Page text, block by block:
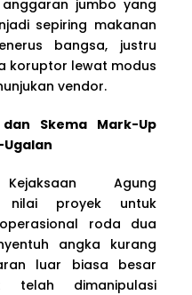
jumbo yang
sepiring makanan
bangsa, justru
koruptor lewat modus
vendor.
Skema Mark-Up
Ugalan
Agung
nilai proyek untuk
roda dua
angka kurang
luar biasa besar
dimanipulasi